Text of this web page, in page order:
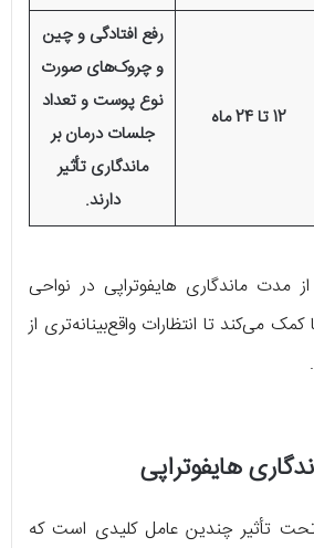
12 تا 24 ماه
رفع افتادگی و چین
و چروک‌های صورت
نوع پوست و تعداد
جلسات درمان بر
ماندگاری تأثیر
دارند.
مدت ماندگاری هایفوتراپی در نواحی
می‌کند تا انتظارات واقع‌بینانه‌تری از
هایفوتراپی
تحت تأثیر چندین عامل کلیدی است که